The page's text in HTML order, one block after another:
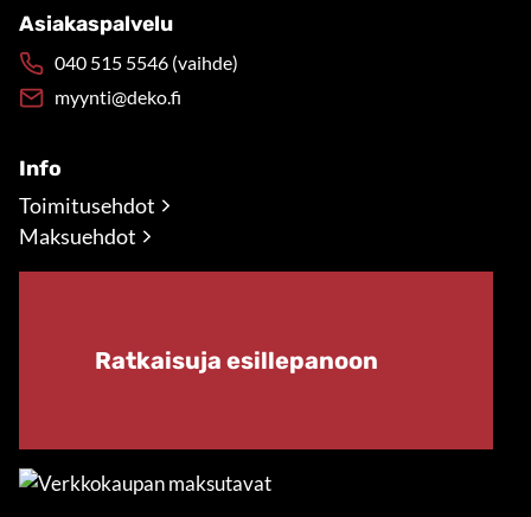
Asiakaspalvelu
040 515 5546 (vaihde)
myynti@deko.fi
Info
Toimitusehdot
Maksuehdot
Ratkaisuja esillepanoon